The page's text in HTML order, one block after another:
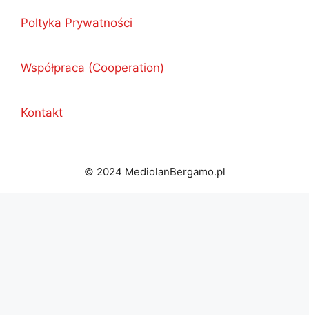
Poltyka Prywatności
Współpraca (Cooperation)
Kontakt
© 2024 MediolanBergamo.pl